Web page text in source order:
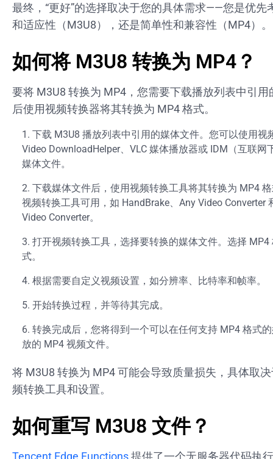
最终，“更好”的选择取决于您的具体需求——您是优先
和适应性（M3U8），还是简单性和兼容性（MP4）。
如何将 M3U8 转换为 MP4？
要将 M3U8 转换为 MP4，您需要下载播放列表中引
后使用视频转换器将其转换为 MP4 格式。
下载 M3U8 播放列表中引用的媒体文件。您可以使用视
Video DownloadHelper、VLC 媒体播放器或 IDM（互联网
媒体文件。
下载媒体文件后，使用视频转换工具将其转换为 MP4
视频转换工具可用，如 HandBrake、Any Video Converter
Video Converter。
打开视频转换工具，选择要转换的媒体文件。选择 MP4
式。
根据需要自定义视频设置，如分辨率、比特率和帧率。
开始转换过程，并等待其完成。
转换完成后，您将得到一个可以在任何支持 MP4 格式
放的 MP4 视频文件。
将 M3U8 转换为 MP4 可能会导致质量损失，具体取
频转换工具和设置。
如何重写 M3U8 文件？
Tencent Edge Functions提供了一个无服务器代码执